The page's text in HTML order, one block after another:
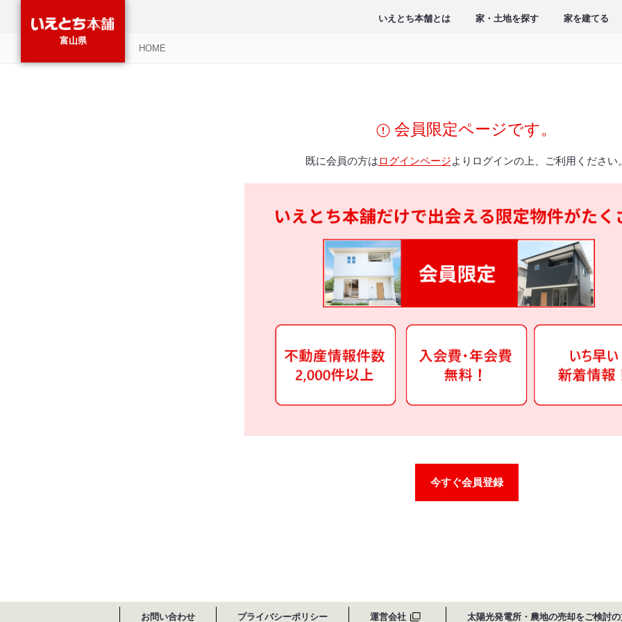
富山県
いえとち本舗とは 家・土地を探す 家を建てる
HOME
会員限定ページです。
既に会員の方はログインページよりログインの上、ご利用ください
今すぐ会員登録
お問い合わせ プライバシーポリシー 運営会社 太陽光発電所・農地の売却をご検討